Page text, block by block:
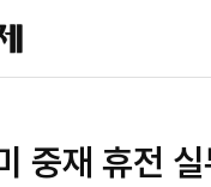
중재 휴전